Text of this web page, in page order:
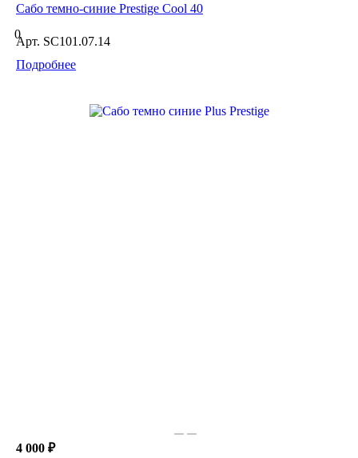
Сабо темно-синие Prestige Cool 40
0
Арт. SC101.07.14
Подробнее
4 000 ₽